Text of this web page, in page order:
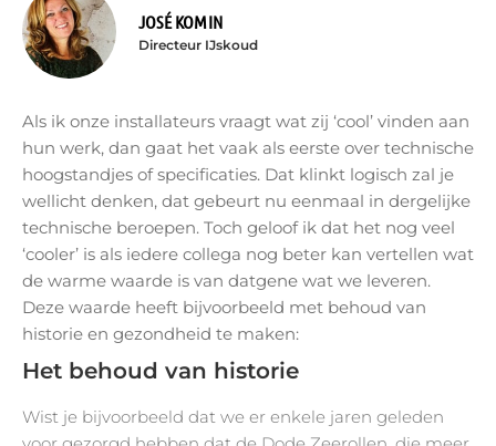
JOSÉ KOMIN
Directeur IJskoud
Als ik onze installateurs vraagt wat zij ‘cool’ vinden aan
hun werk, dan gaat het vaak als eerste over technische
hoogstandjes of specificaties. Dat klinkt logisch zal je
wellicht denken, dat gebeurt nu eenmaal in dergelijke
technische beroepen. Toch geloof ik dat het nog veel
‘cooler’ is als iedere collega nog beter kan vertellen wat
de warme waarde is van datgene wat we leveren.
Deze waarde heeft bijvoorbeeld met behoud van
historie en gezondheid te maken:
Het behoud van historie
Wist je bijvoorbeeld dat we er enkele jaren geleden